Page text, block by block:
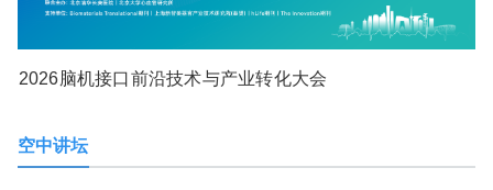
2026脑机接口前沿技术与产业转化大会
空中讲坛